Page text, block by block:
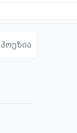
პოეზია